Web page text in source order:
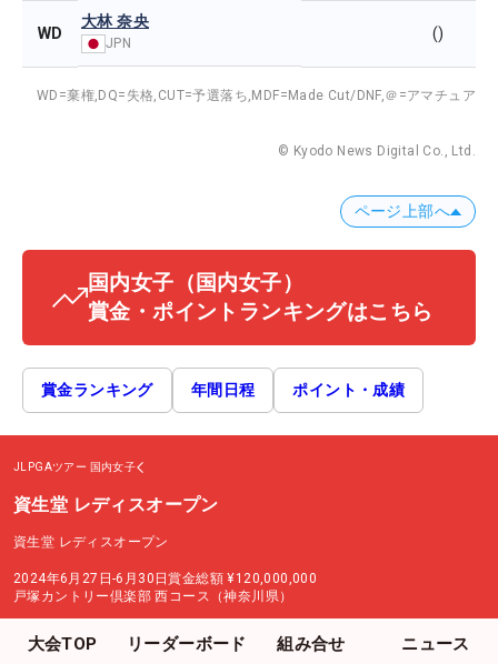
WD
大林 奈央
JPN
()
WD=棄権, DQ=失格, CUT=予選落ち, MDF=Made Cut/DNF,＠=アマチュア
© Kyodo News Digital Co., Ltd.
ページ上部へ
国内女子 （国内女子）
賞金・ポイントランキングはこちら
賞金ランキング 年間日程 ポイント・成績
JLPGAツアー 国内女子
資生堂 レディスオープン
資生堂 レディスオープン
2024年6月27日-6月30日賞金総額 ¥120,000,000
戸塚カントリー倶楽部 西コース（神奈川県）
大会TOP リーダーボード 組み合せ ニュース